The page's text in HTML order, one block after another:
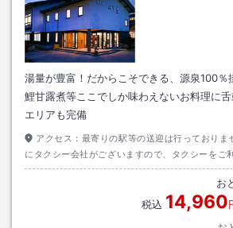
湯量が豊富！だからこそできる、源泉100％
鯉甘露煮等ここでしか味わえないお料理に
エリアも完備
アクセス： 最寄りの駅等の送迎は行っておりま
にタクシー会社がございますので、タクシーをご
お
税込 14,960